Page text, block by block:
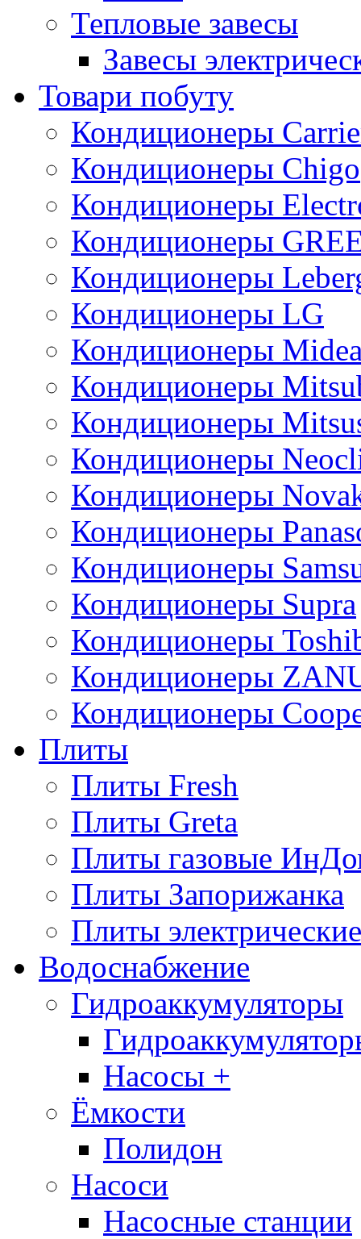
Тепловые завесы
Завесы
Товари побуту
Кондиционеры
Кондиционеры Chigo
Кондиционеры
Кондиционеры
Кондиционеры
Кондиционеры LG
Кондиционеры
Кондиционеры
Кондиционеры
Кондиционеры
Кондиционеры
Кондиционеры
Кондиционеры
Кондиционеры Supra
Кондиционеры
Кондиционеры
Кондиционеры
Плиты
Плиты Fresh
Плиты Greta
Плиты газовые
Плиты Запорижанка
Плиты
Водоснабжение
Гидроаккумуляторы
Насосы +
Ёмкости
Полидон
Насоси
Насосные станции